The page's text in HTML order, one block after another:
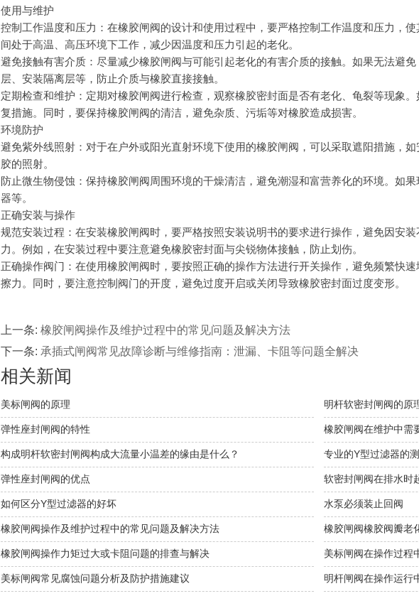
使用与维护
控制工作温度和压力：在橡胶闸阀的设计和使用过程中，要严格控制工作温度和压力，
间处于高温、高压环境下工作，减少因温度和压力引起的老化。
避免接触有害介质：尽量减少橡胶闸阀与可能引起老化的有害介质的接触。如果无法避
层、安装隔离层等，防止介质与橡胶直接接触。
定期检查和维护：定期对橡胶闸阀进行检查，观察橡胶密封面是否有老化、龟裂等现象
复措施。同时，要保持橡胶闸阀的清洁，避免杂质、污垢等对橡胶造成损害。
环境防护
避免紫外线照射：对于在户外或阳光直射环境下使用的橡胶闸阀，可以采取遮阳措施，
胶的照射。
防止微生物侵蚀：保持橡胶闸阀周围环境的干燥清洁，避免潮湿和富营养化的环境。如
器等。
正确安装与操作
规范安装过程：在安装橡胶闸阀时，要严格按照安装说明书的要求进行操作，避免因安
力。例如，在安装过程中要注意避免橡胶密封面与尖锐物体接触，防止划伤。
正确操作阀门：在使用橡胶闸阀时，要按照正确的操作方法进行开关操作，避免频繁快
擦力。同时，要注意控制阀门的开度，避免过度开启或关闭导致橡胶密封面过度变形。
上一条: 橡胶闸阀操作及维护过程中的常见问题及解决方法
下一条: 承插式闸阀常见故障诊断与维修指南：泄漏、卡阻等问题全解决
相关新闻
美标闸阀的原理 明杆软密封闸阀的原
弹性座封闸阀的特性 橡胶闸阀在维护中需
构成明杆软密封闸阀构成大流量小温差的缘由是什么？ 专业的Y型过滤器的
弹性座封闸阀的优点 软密封闸阀在排水时
如何区分Y型过滤器的好坏 水泵必须装止回阀
橡胶闸阀操作及维护过程中的常见问题及解决方法 橡胶闸阀橡胶阀瓣老
橡胶闸阀操作力矩过大或卡阻问题的排查与解决 美标闸阀在操作过程
美标闸阀常见腐蚀问题分析及防护措施建议 明杆闸阀在操作运行